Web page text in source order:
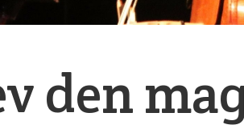
den